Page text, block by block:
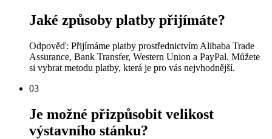
Jaké způsoby platby přijímáte?
Odpověď: Přijímáme platby prostřednictvím Alibaba Trade
Assurance, Bank Transfer, Western Union a PayPal. Můžete
si vybrat metodu platby, která je pro vás nejvhodnější.
03
Je možné přizpůsobit velikost
výstavního stánku?